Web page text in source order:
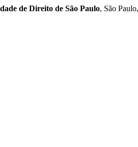
de Direito de São Paulo, São